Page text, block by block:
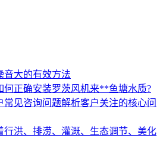
音大的有效方法
何正确安装罗茨风机来**鱼塘水质?
常见咨询问题解析客户关注的核心问
行洪、排涝、灌溉、生态调节、美化